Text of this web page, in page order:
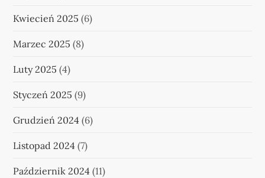
Kwiecień 2025 (6)
Marzec 2025 (8)
Luty 2025 (4)
Styczeń 2025 (9)
Grudzień 2024 (6)
Listopad 2024 (7)
Październik 2024 (11)